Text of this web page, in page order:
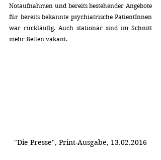
Notaufnahmen und bereits bestehender Angebote
für bereits bekannte psychiatrische PatientInnen
war rückläufig. Auch stationär sind im Schnitt
mehr Betten vakant.
"Die Presse", Print-Ausgabe, 13.02.2016